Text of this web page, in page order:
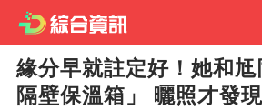
緣分早就註定好！她和
隔壁保溫箱」 曬照才發